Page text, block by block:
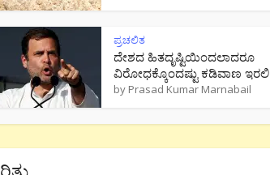
ಪ್ರಚಲಿತ
ದೇಶದ ಹಿತದೃಷ್ಟಿಯಿಂದಲಾದರೂ
ವಿರೋಧಕ್ಕೊಂದಷ್ಟು ಕಡಿವಾಣ ಇರಲಿ
by Prasad Kumar Marnabail